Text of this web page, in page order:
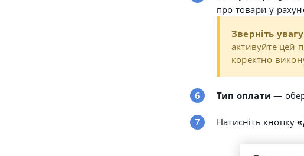
про товари у
Зверніть
активуйте цей
коректно
Тип оплати —
Натисніть кнопку